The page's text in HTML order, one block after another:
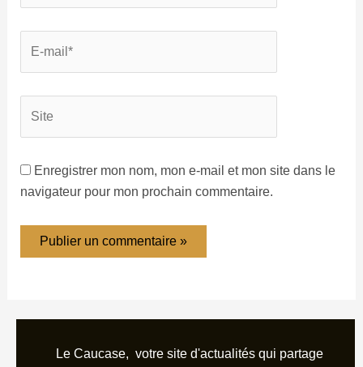
Enregistrer mon nom, mon e-mail et mon site dans le
navigateur pour mon prochain commentaire.
Le Caucase, votre site d'actualités qui partage